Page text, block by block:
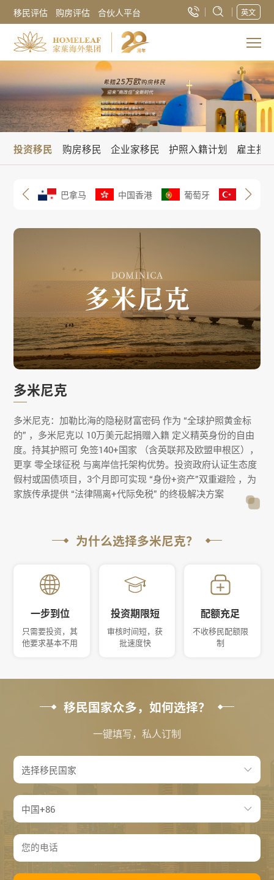
移民评估 购房评估 合伙人平台 英文
投资移民 购房移民 企业家移民 护照入籍计划 雇主担
希腊 巴拿马 中国香港 葡萄牙 土耳其
多米尼克
多米尼克：加勒比海的隐秘财富密码​​ 作为 ​​“全球护照黄金标
的”​​ ，多米尼克以 ​​10万美元起捐赠入籍​​ 定义精英身份的自由
度。持其护照可 ​​免签140+国家​​ （含英联邦及欧盟申根区），
更享 ​​零全球征税​​ 与离岸信托架构优势。投资政府认证生态度
假村或国债项目，3个月即可实现 ​​“身份+资产”双重避险​​ ，为
家族传承提供 ​​“法律隔离+代际免税”​​ 的终极解决方案
为什么选择多米尼克？
一步到位
只需要投资，其
他要求基本不用
投资期限短
审核时间短，获
批速度快
配额充足
不收移民配额限
制
移民国家众多，如何选择？
一键填写，私人订制